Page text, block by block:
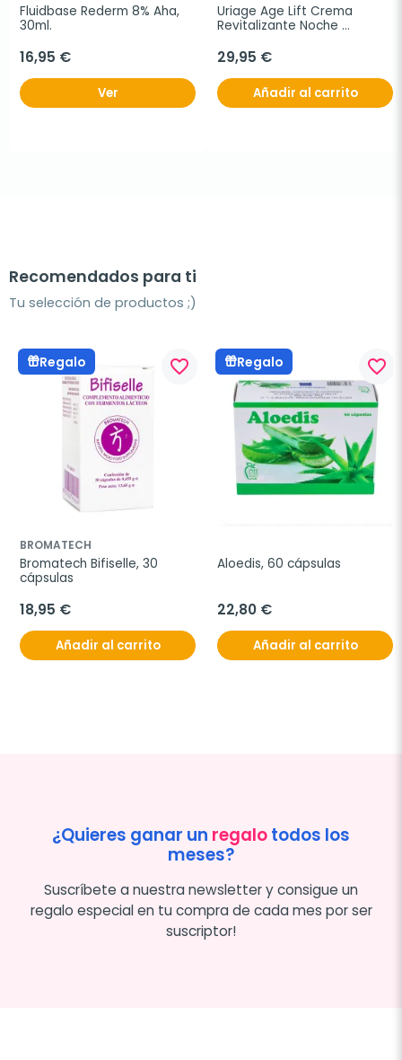
Fluidbase Rederm 8% Aha,
30ml.
16,95 €
Ver
Uriage Age Lift Crema
Revitalizante Noche
29,95 €
Añadir al carrito
Recomendados para ti
Tu selección de productos ;)
Regalo favorite_border
BROMATECH
Bromatech Bifiselle, 30
cápsulas
18,95 €
Añadir al carrito
Regalo favorite_border
Aloedis, 60 cápsulas
22,80 €
Añadir al carrito
¿Quieres ganar un regalotodos los
meses?
Suscríbete a nuestra newsletter y consigue un
regalo especial en tu compra de cada mes por ser
suscriptor!